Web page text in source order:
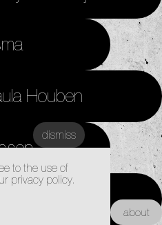
Houben
about
to the use of
privacy policy.
dismiss